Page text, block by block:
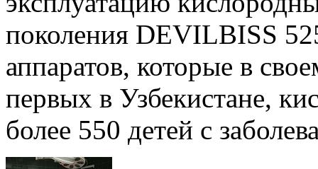
поколения DEVILBISS
аппаратов, которые в
первых в Узбекистане,
более 550 детей с